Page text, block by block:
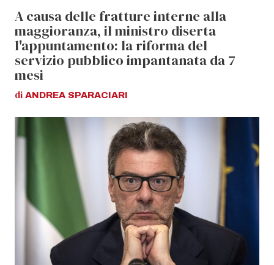
A causa delle fratture interne alla
maggioranza, il ministro diserta
l'appuntamento: la riforma del
servizio pubblico impantanata da 7
mesi
di ANDREA SPARACIARI